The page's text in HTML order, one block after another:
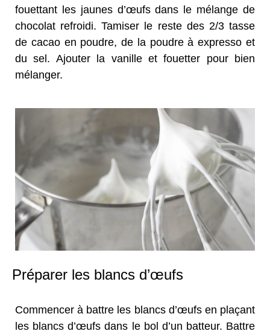
fouettant les jaunes d’œufs dans le mélange de
chocolat refroidi. Tamiser le reste des 2/3 tasse
de cacao en poudre, de la poudre à expresso et
du sel. Ajouter la vanille et fouetter pour bien
mélanger.
Préparer les blancs d’œufs
Commencer à battre les blancs d’œufs en plaçant
les blancs d’œufs dans le bol d’un batteur. Battre